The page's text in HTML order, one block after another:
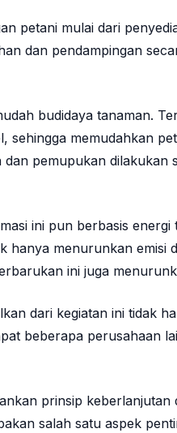
petani mulai dari
dan pendampingan
budidaya tanaman.
sehingga memudahkan
pemupukan dilakukan
ini pun berbasis
hanya menurunkan emisi
ini juga
dari kegiatan ini tidak
beberapa perusahaan
prinsip keberlanjutan
salah satu aspek